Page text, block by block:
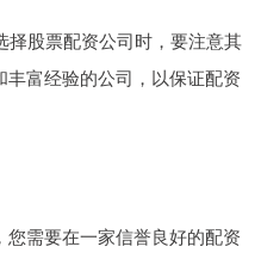
择股票配资公司时，要注意其
富经验的公司，以保证配资
需要在一家信誉良好的配资